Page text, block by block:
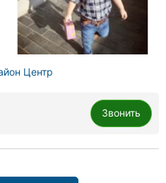
Центр
Звонить